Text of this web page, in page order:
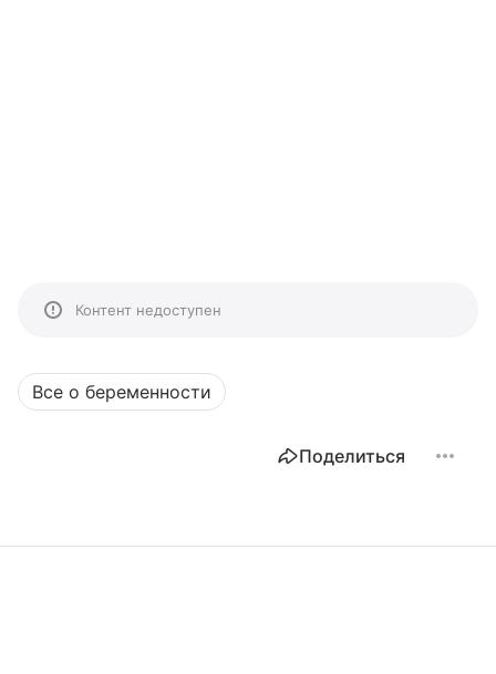
Контент недоступен
Все о беременности
Поделиться